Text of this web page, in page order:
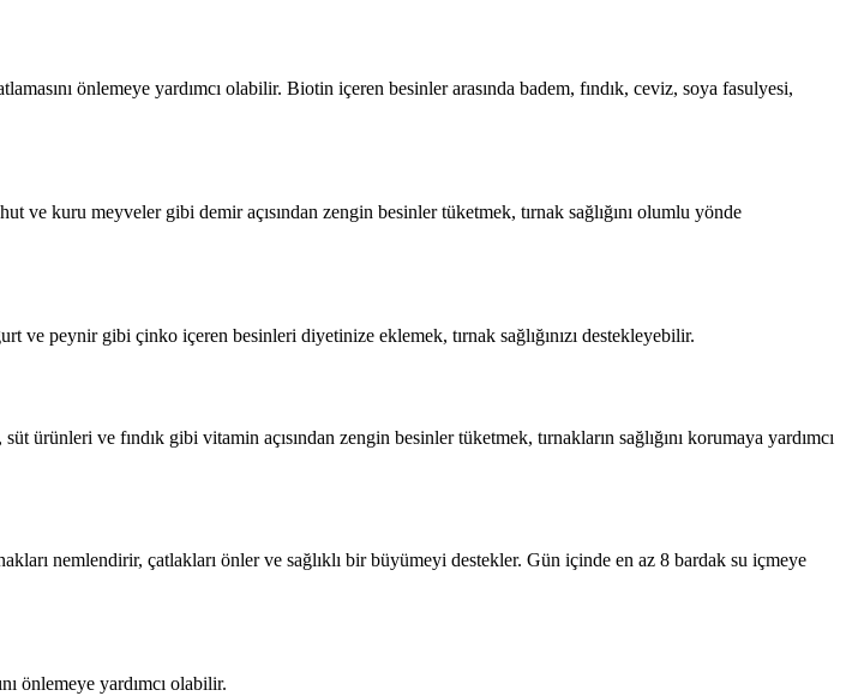
önlemeye yardımcı olabilir. Biotin içeren besinler arasında badem, fındık, ceviz, soya fasulyesi,
ve kuru meyveler gibi demir açısından zengin besinler tüketmek, tırnak sağlığını olumlu yönde
peynir gibi çinko içeren besinleri diyetinize eklemek, tırnak sağlığınızı destekleyebilir.
ve fındık gibi vitamin açısından zengin besinler tüketmek, tırnakların sağlığını korumaya yardımcı
nemlendirir, çatlakları önler ve sağlıklı bir büyümeyi destekler. Gün içinde en az 8 bardak su içmeye
önlemeye yardımcı olabilir.